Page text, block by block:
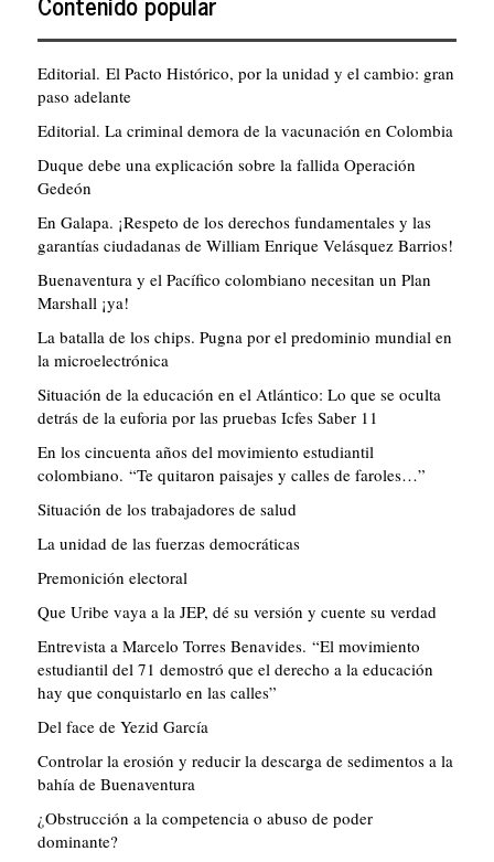
Editorial. El Pacto Histórico, por la unidad y el cambio: gran
paso adelante
Editorial. La criminal demora de la vacunación en Colombia
Duque debe una explicación sobre la fallida Operación
Gedeón
En Galapa. ¡Respeto de los derechos fundamentales y las
garantías ciudadanas de William Enrique Velásquez Barrios!
Buenaventura y el Pacífico colombiano necesitan un Plan
Marshall ¡ya!
La batalla de los chips. Pugna por el predominio mundial en
la microelectrónica
Situación de la educación en el Atlántico: Lo que se oculta
detrás de la euforia por las pruebas Icfes Saber 11
En los cincuenta años del movimiento estudiantil
colombiano. “Te quitaron paisajes y calles de faroles…”
Situación de los trabajadores de salud
La unidad de las fuerzas democráticas
Premonición electoral
Que Uribe vaya a la JEP, dé su versión y cuente su verdad
Entrevista a Marcelo Torres Benavides. “El movimiento
estudiantil del 71 demostró que el derecho a la educación
hay que conquistarlo en las calles”
Del face de Yezid García
Controlar la erosión y reducir la descarga de sedimentos a la
bahía de Buenaventura
¿Obstrucción a la competencia o abuso de poder
dominante?